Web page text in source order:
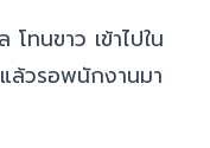
ทนขาว เข้าไปใน
ล้วรอพนักงานมา